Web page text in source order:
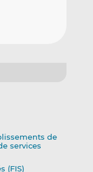
de
services
(FIS)